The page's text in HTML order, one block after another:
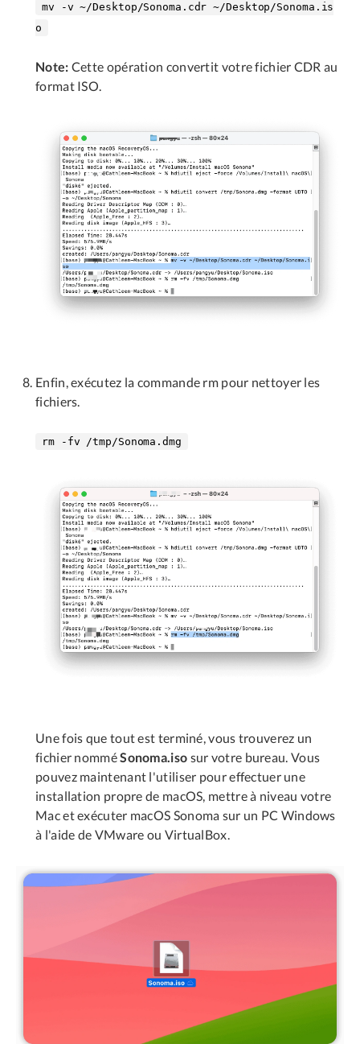
mv -v ~/Desktop/Sonoma.cdr ~/Desktop/Sonoma.is
o
Note: Cette opération convertit votre fichier CDR au
format ISO.
Enfin, exécutez la commande rm pour nettoyer les
fichiers.
rm -fv /tmp/Sonoma.dmg
Une fois que tout est terminé, vous trouverez un
fichier nomméSonoma.iso sur votre bureau. Vous
pouvez maintenant l'utiliser pour effectuer une
installation propre de macOS, mettre à niveau votre
Mac et exécuter macOS Sonoma sur un PC Windows
à l'aide de VMware ou VirtualBox.